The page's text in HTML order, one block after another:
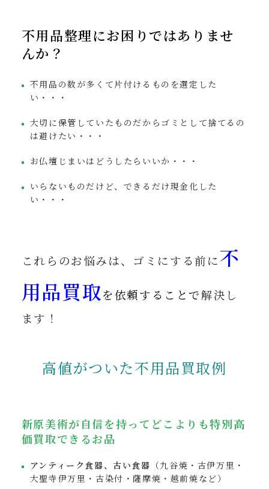
不用品整理にお困りではありませ
んか？
不用品の数が多くて片付けるものを選定した
い・・・
大切に保管していたものだからゴミとして捨てるの
は避けたい・・・
お仏壇じまいはどうしたらいいか・・・
いらないものだけど、できるだけ現金化した
い・・・
これらのお悩みは、ゴミにする前に不
用品買取を依頼することで解決し
ます！
高値がついた不用品買取例
新原美術が自信を持ってどこよりも特別高
価買取できるお品
アンティーク食器、古い食器 （九谷焼・古伊万里・
大聖寺伊万里・古染付・薩摩焼・越前焼など）